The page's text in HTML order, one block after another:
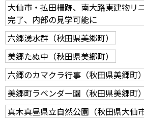
大仙市・払田柵跡、南大路東建物
完了、内部の見学可能に
六郷湧水群（秋田県美郷町）
美郷たぬ中（秋田県美郷町）
六郷のカマクラ行事（秋田県美郷町）
美郷町ラベンダー園（秋田県美郷町）
真木真昼県立自然公園（秋田県大仙